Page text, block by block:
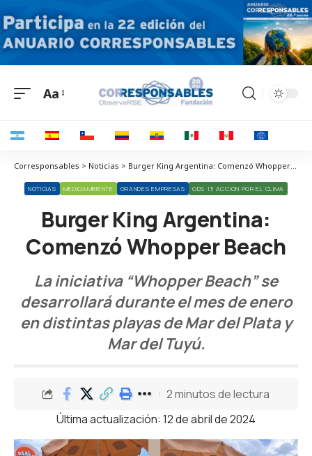
Aa
Corresponsables > Noticias > Burger King Argentina: Comenzó Whopper Beach
NOTICIAS MEDIOAMBIENTE GRANDES EMPRESAS ODS 13 ACCIÓN POR EL CLIMA
Burger King Argentina:
Comenzó Whopper Beach
La iniciativa “Whopper Beach” se
desarrollará durante el mes de enero
en distintas playas de Mar del Plata y
Mar del Tuyú.
Última actualización: 12 de abril de 2024
2 minutos de lectura